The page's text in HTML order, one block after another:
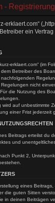
- Registrierung
erklaert.com“
ein
erklaert.com“ (im
Betreiber des
nicht
die Nutzung des
wird auf unbestimmte
einer Frist jederzeit
Beitrags erteilst du
und
Punkt 2,
eines
die guten Sitten
in deinen Beiträgen